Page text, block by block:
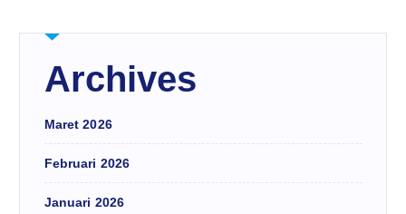
Archives
Maret 2026
Februari 2026
Januari 2026